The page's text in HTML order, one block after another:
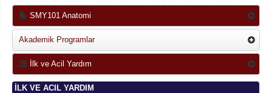
SMY101 Anatomi
Akademik Programlar
İlk ve Acil Yardım
İLK VE ACIL YARDIM